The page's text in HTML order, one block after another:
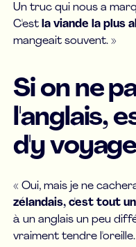
Un truc qui nous a
C'est la viande la plus
mangeait souvent. »
Si on ne
l'anglais,
d'y
« Oui, mais je ne
zélandais, c'est tout
à un anglais un peu
vraiment tendre